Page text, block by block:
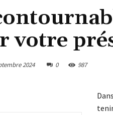
votre
2024 0 987